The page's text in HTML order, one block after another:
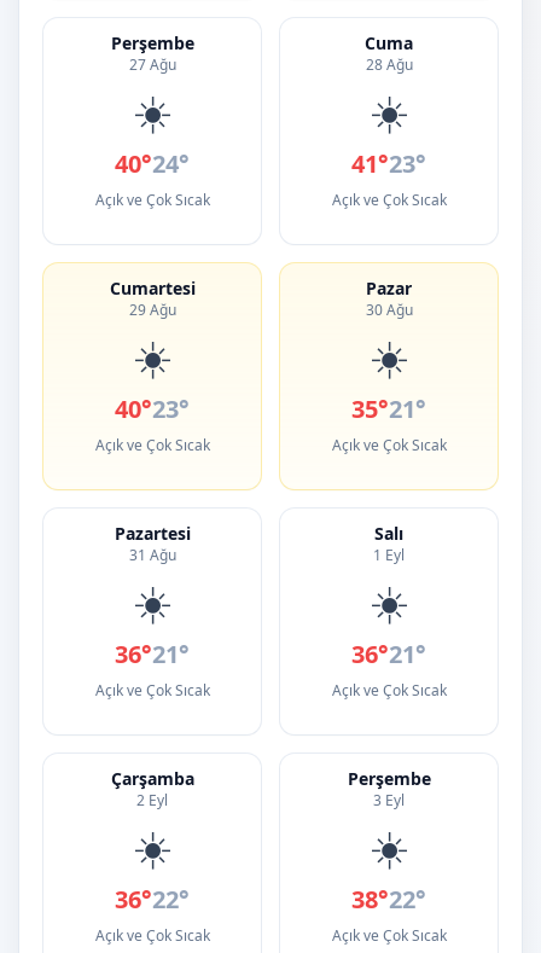
Perşembe
27 Ağu
☀️
40°24°
Açık ve Çok Sıcak
Cuma
28 Ağu
☀️
41°23°
Açık ve Çok Sıcak
Cumartesi
29 Ağu
☀️
40°23°
Açık ve Çok Sıcak
Pazar
30 Ağu
☀️
35°21°
Açık ve Çok Sıcak
Pazartesi
31 Ağu
☀️
36°21°
Açık ve Çok Sıcak
Salı
1 Eyl
☀️
36°21°
Açık ve Çok Sıcak
Çarşamba
2 Eyl
☀️
36°22°
Açık ve Çok Sıcak
Perşembe
3 Eyl
☀️
38°22°
Açık ve Çok Sıcak